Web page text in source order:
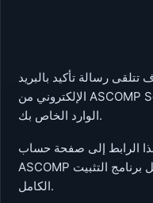
رسالة تأكيد بالبريد
الإلكتروني من ASCOMP Software، تحقق من صندوق
الوارد الخاص بك.
الرابط إلى صفحة حساب
ASCOMP الخاص بك، حيث يمكنك تنزيل برنامج التثبيت
الكامل.